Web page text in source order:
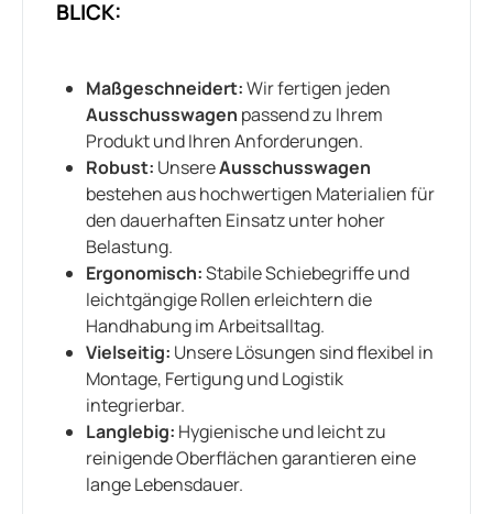
BLICK:
Maßgeschneidert:Wir fertigen jeden
Ausschusswagen passend zu Ihrem
Produkt und Ihren Anforderungen.
Robust: UnsereAusschusswagen
bestehen aus hochwertigen Materialien für
den dauerhaften Einsatz unter hoher
Belastung.
Ergonomisch:Stabile Schiebegriffe und
leichtgängige Rollen erleichtern die
Handhabung im Arbeitsalltag.
Vielseitig: Unsere Lösungen sind flexibel in
Montage, Fertigung und Logistik
integrierbar.
Langlebig: Hygienische und leicht zu
reinigende Oberflächen garantieren eine
lange Lebensdauer.